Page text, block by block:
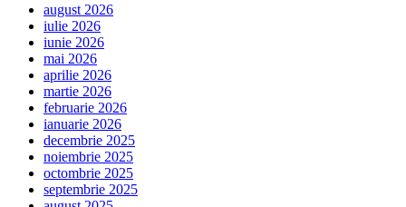
august 2026
iulie 2026
iunie 2026
mai 2026
aprilie 2026
martie 2026
februarie 2026
ianuarie 2026
decembrie 2025
noiembrie 2025
octombrie 2025
septembrie 2025